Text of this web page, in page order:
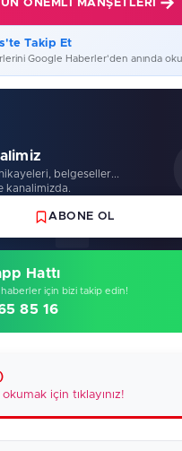
ÖNEMLI MANŞETLERI
Takip Et
Google Haberler'den anında
belgeseller...
kanalimizda.
ABONE OL
Hattı
için bizi takip edin!
85 16
için tıklayınız!